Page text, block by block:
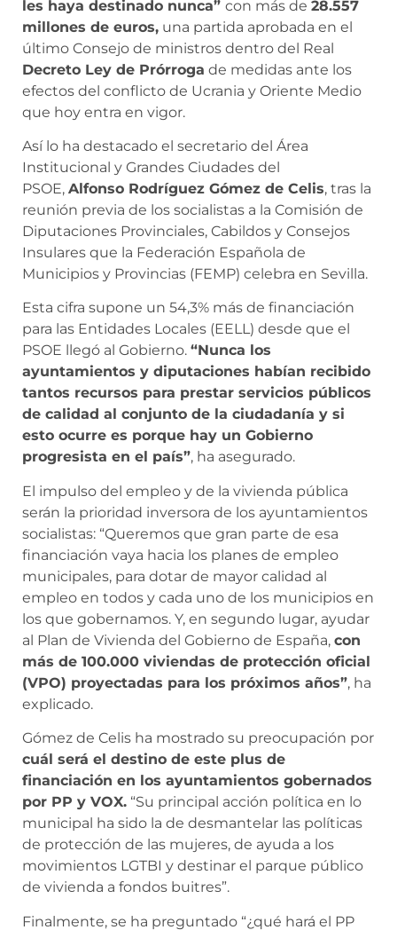
les haya destinado nunca” con más de 28.557
millones de euros, una partida aprobada en el
último Consejo de ministros dentro del Real
Decreto Ley de Prórroga de medidas ante los
efectos del conflicto de Ucrania y Oriente Medio
que hoy entra en vigor.
Así lo ha destacado el secretario del Área
Institucional y Grandes Ciudades del
PSOE, Alfonso Rodríguez Gómez de Celis, tras la
reunión previa de los socialistas a la Comisión de
Diputaciones Provinciales, Cabildos y Consejos
Insulares que la Federación Española de
Municipios y Provincias (FEMP) celebra en Sevilla.
Esta cifra supone un 54,3% más de financiación
para las Entidades Locales (EELL) desde que el
PSOE llegó al Gobierno. “Nunca los
ayuntamientos y diputaciones habían recibido
tantos recursos para prestar servicios públicos
de calidad al conjunto de la ciudadanía y si
esto ocurre es porque hay un Gobierno
progresista en el país”, ha asegurado.
El impulso del empleo y de la vivienda pública
serán la prioridad inversora de los ayuntamientos
socialistas: “Queremos que gran parte de esa
financiación vaya hacia los planes de empleo
municipales, para dotar de mayor calidad al
empleo en todos y cada uno de los municipios en
los que gobernamos. Y, en segundo lugar, ayudar
al Plan de Vivienda del Gobierno de España, con
más de 100.000 viviendas de protección oficial
(VPO) proyectadas para los próximos años”, ha
explicado.
Gómez de Celis ha mostrado su preocupación por
cuál será el destino de este plus de
financiación en los ayuntamientos gobernados
por PP y VOX. “Su principal acción política en lo
municipal ha sido la de desmantelar las políticas
de protección de las mujeres, de ayuda a los
movimientos LGTBI y destinar el parque público
de vivienda a fondos buitres”.
Finalmente, se ha preguntado “¿qué hará el PP